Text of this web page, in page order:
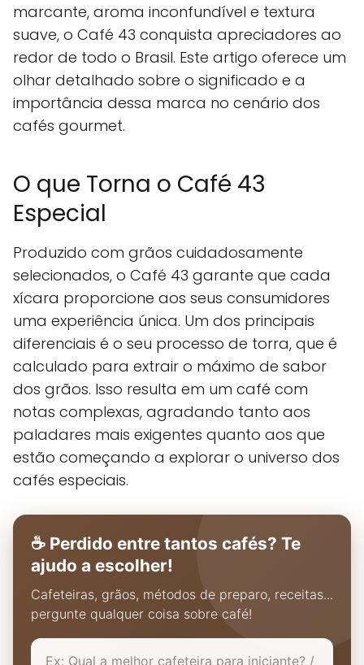
marcante, aroma inconfundível e textura
suave, o Café 43 conquista apreciadores ao
redor de todo o Brasil. Este artigo oferece um
olhar detalhado sobre o significado e a
importância dessa marca no cenário dos
cafés gourmet.
O que Torna o Café 43
Especial
Produzido com grãos cuidadosamente
selecionados, o Café 43 garante que cada
xícara proporcione aos seus consumidores
uma experiência única. Um dos principais
diferenciais é o seu processo de torra, que é
calculado para extrair o máximo de sabor
dos grãos. Isso resulta em um café com
notas complexas, agradando tanto aos
paladares mais exigentes quanto aos que
estão começando a explorar o universo dos
cafés especiais.
☕ Perdido entre tantos cafés? Te
ajudo a escolher!
Cafeteiras, grãos, métodos de preparo, receitas...
pergunte qualquer coisa sobre café!